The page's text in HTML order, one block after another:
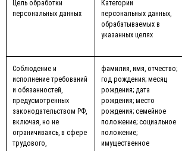
Цель обработки
персональных данных
Категории
персональных данных,
обрабатываемых в
указанных целях
Соблюдение и
исполнение требований
и обязанностей,
предусмотренных
законодательством РФ,
включая, но не
ограничиваясь, в сфере
трудового,
фамилия, имя, отчество;
год рождения; месяц
рождения; дата
рождения; место
рождения; семейное
положение; социальное
положение;
имущественное